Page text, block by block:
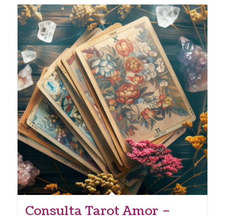
Consulta Tarot Amor –